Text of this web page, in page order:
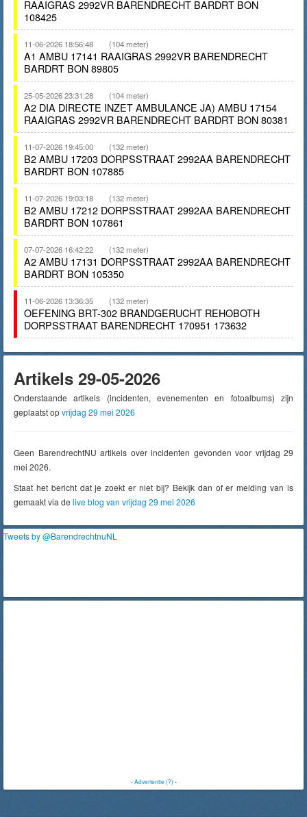
RAAIGRAS 2992VR BARENDRECHT BARDRT BON
108425
11-06-2026 18:56:48 (104 meter)
A1 AMBU 17141 RAAIGRAS 2992VR BARENDRECHT
BARDRT BON 89805
25-05-2026 23:31:28 (104 meter)
A2 DIA DIRECTE INZET AMBULANCE JA) AMBU 17154
RAAIGRAS 2992VR BARENDRECHT BARDRT BON 80381
11-07-2026 19:45:00 (132 meter)
B2 AMBU 17203 DORPSSTRAAT 2992AA BARENDRECHT
BARDRT BON 107885
11-07-2026 19:03:18 (132 meter)
B2 AMBU 17212 DORPSSTRAAT 2992AA BARENDRECHT
BARDRT BON 107861
07-07-2026 16:42:22 (132 meter)
A2 AMBU 17131 DORPSSTRAAT 2992AA BARENDRECHT
BARDRT BON 105350
11-06-2026 13:36:35 (132 meter)
OEFENING BRT-302 BRANDGERUCHT REHOBOTH
DORPSSTRAAT BARENDRECHT 170951 173632
Artikels 29-05-2026
Onderstaande artikels (incidenten, evenementen en fotoalbums) zijn
geplaatst opvrijdag 29 mei 2026
Geen BarendrechtNU artikels over incidenten gevonden voor vrijdag 29
mei 2026.
Staat het bericht dat je zoekt er niet bij? Bekijk dan of er melding van is
gemaakt via de live blog van vrijdag 29 mei 2026
Tweets by @BarendrechtnuNL
-Advertentie (?)-